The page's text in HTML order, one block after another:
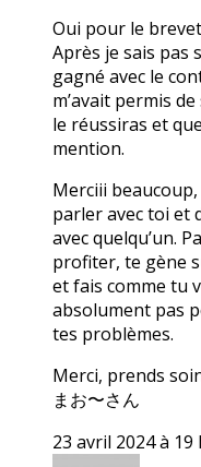
Oui pour le
Après je sais pas
gagné avec le
m’avait permis
le réussiras et
mention.
Merciii
parler avec toi et
avec quelqu’un.
profiter, te gène
et fais comme tu
absolument pas
tes problèmes.
Merci, prends
まお〜さん
23 avril 2024 à 19